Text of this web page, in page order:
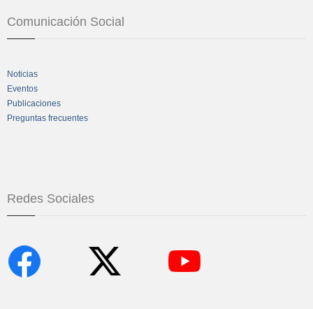
Comunicación Social
Noticias
Eventos
Publicaciones
Preguntas frecuentes
Redes Sociales